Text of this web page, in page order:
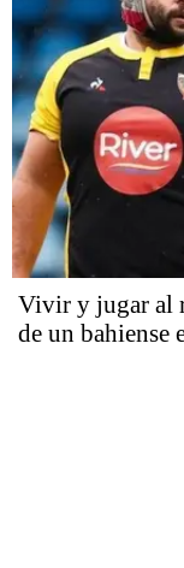
Vivir y jugar al
de un bahiense